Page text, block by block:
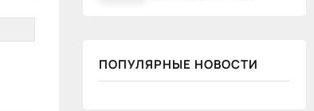
ПОПУЛЯРНЫЕ НОВОСТИ